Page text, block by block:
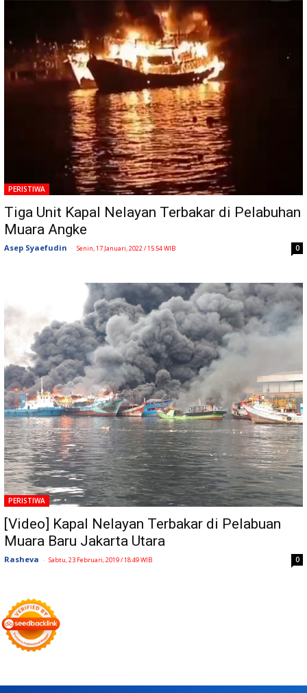
PERISTIWA
Tiga Unit Kapal Nelayan Terbakar di Pelabuhan
Muara Angke
Asep Syaefudin - Senin, 17 Januari, 2022 / 15:54 WIB 0
PERISTIWA
[Video] Kapal Nelayan Terbakar di Pelabuan
Muara Baru Jakarta Utara
Rasheva - Sabtu, 23 Februari, 2019 / 18:49 WIB 0